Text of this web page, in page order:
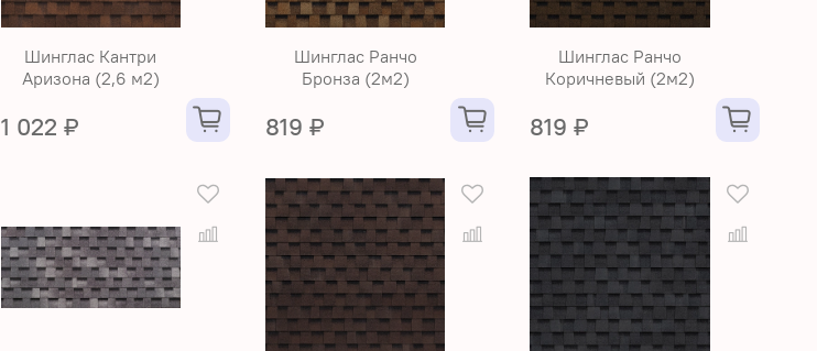
Шинглас Кантри
Аризона (2,6 м2)
1 022 ₽
Шинглас Ранчо
Бронза (2м2)
819 ₽
Шинглас Ранчо
Коричневый (2м2)
819 ₽